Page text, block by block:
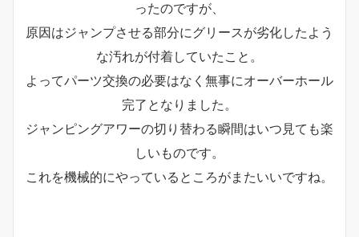
ったのですが、
原因はジャンプさせる部分にグリースが劣化したよう
な汚れが付着していたこと。
よってパーツ交換の必要はなく無事にオーバーホール
完了となりました。
ジャンピングアワーの切り替わる瞬間はいつ見ても楽
しいものです。
これを機械的にやっているところがまたいいですね。